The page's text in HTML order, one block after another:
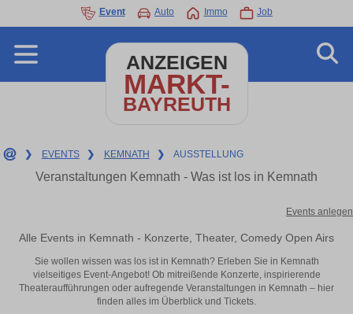
Event Auto Immo Job
ANZEIGEN
MARKT-
BAYREUTH
❯ EVENTS ❯ KEMNATH ❯ AUSSTELLUNG
Veranstaltungen Kemnath - Was ist los in Kemnath
Events anlegen
Alle Events in Kemnath - Konzerte, Theater, Comedy Open Airs
Sie wollen wissen was los ist in Kemnath? Erleben Sie in Kemnath
vielseitiges Event-Angebot! Ob mitreißende Konzerte, inspirierende
Theateraufführungen oder aufregende Veranstaltungen in Kemnath – hier
finden alles im Überblick und Tickets.